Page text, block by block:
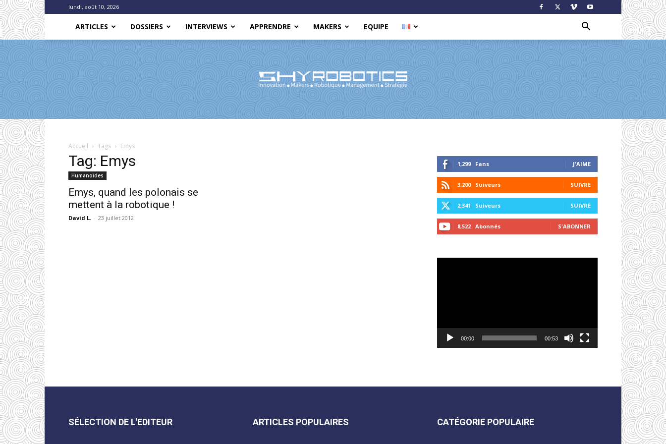
lundi, août 10, 2026
ARTICLES DOSSIERS INTERVIEWS APPRENDRE MAKERS EQUIPE
Accueil Tags Emys
Tag: Emys
Humanoïdes
Emys, quand les polonais se
mettent à la robotique !
David L. - 23 juillet 2012
1,299 Fans J'AIME
3,200 Suiveurs SUIVRE
2,341 Suiveurs SUIVRE
8,522 Abonnés S'ABONNER
00:00 00:53
SÉLECTION DE L'EDITEUR ARTICLES POPULAIRES CATÉGORIE POPULAIRE